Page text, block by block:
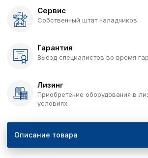
Сервис
Собственный штат наладчиков
Гарантия
Выезд специалистов во время
Лизинг
Приобретение оборудования в
условиях
Описание товара